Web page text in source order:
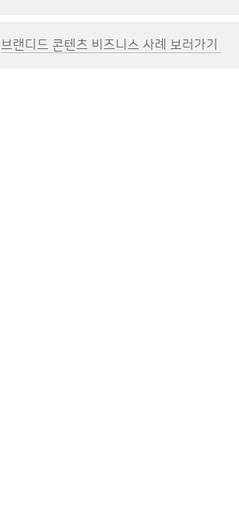
브랜디드 콘텐츠 비즈니스 사례 보러가기